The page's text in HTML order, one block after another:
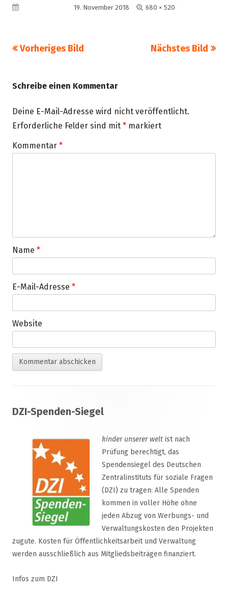
Veröffentlicht am19. November 2018 Volle
680 × 520
Vorheriges Bild Nächstes Bild
Schreibe einen Kommentar
Deine E-Mail-Adresse wird nicht veröffentlicht.
Erforderliche Felder sind mit * markiert
Kommentar *
Name *
E-Mail-Adresse *
Website
Inhalt
DZI-Spenden-Siegel
kinder unserer welt ist nach
Prüfung berechtigt, das
Spendensiegel des Deutschen
Zentralinstituts für soziale Fragen
(DZI) zu tragen: Alle Spenden
kommen in voller Höhe ohne
jeden Abzug von Werbungs- und
Verwaltungskosten den Projekten
zugute. Kosten für Öffentlichkeitsarbeit und Verwaltung
werden ausschließlich aus Mitgliedsbeiträgen finanziert.
Infos zum DZI